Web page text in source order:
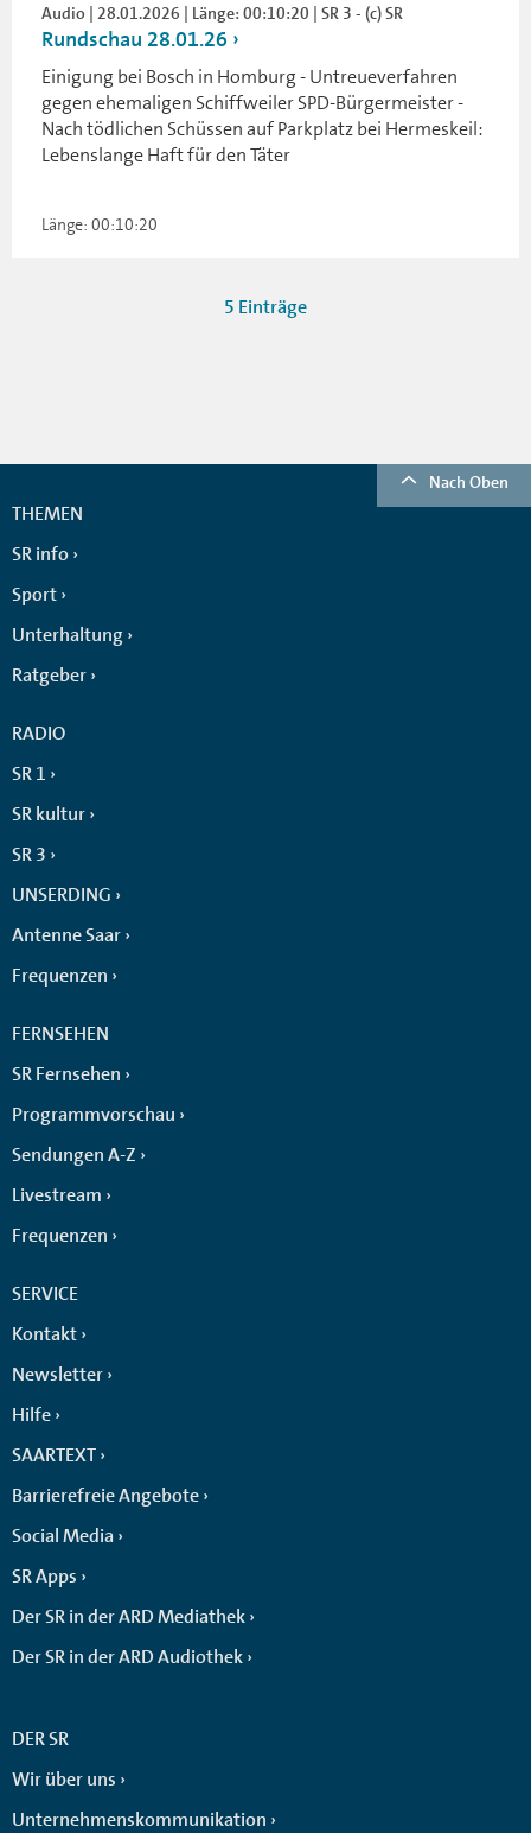
Audio | 28.01.2026 | Länge: 00:10:20 | SR 3 - (c) SR
Rundschau 28.01.26
Einigung bei Bosch in Homburg - Untreueverfahren
gegen ehemaligen Schiffweiler SPD-Bürgermeister -
Nach tödlichen Schüssen auf Parkplatz bei Hermeskeil:
Lebenslange Haft für den Täter
Länge: 00:10:20
5 Einträge
Nach Oben
THEMEN
SR info
Sport
Unterhaltung
Ratgeber
RADIO
SR 1
SR kultur
SR 3
UNSERDING
Antenne Saar
Frequenzen
FERNSEHEN
SR Fernsehen
Programmvorschau
Sendungen A-Z
Livestream
Frequenzen
SERVICE
Kontakt
Newsletter
Hilfe
SAARTEXT
Barrierefreie Angebote
Social Media
SR Apps
Der SR in der ARD Mediathek
Der SR in der ARD Audiothek
DER SR
Wir über uns
Unternehmenskommunikation